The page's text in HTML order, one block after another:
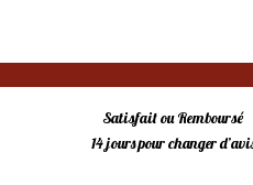
Satisfait ou Remboursé
14 jours pour changer